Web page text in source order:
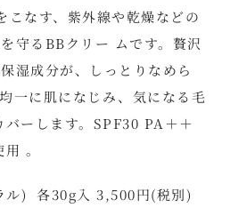
こなす、紫外線や乾燥などの
守るBBクリー ムです。贅沢
湿成分が、しっとりなめら
一に肌になじみ、気になる毛
ーします。SPF30 PA＋＋
。
ル) 各30g入 3,500円(税別)